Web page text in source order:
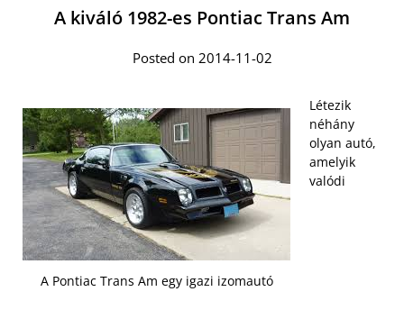
A kiváló 1982-es Pontiac Trans Am
Posted on 2014-11-02
A Pontiac Trans Am egy igazi izomautó
Létezik
néhány
olyan autó,
amelyik
valódi